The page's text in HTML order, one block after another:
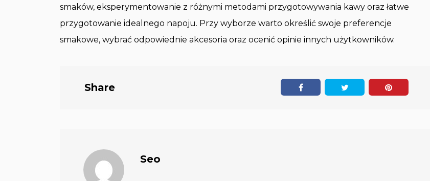
smaków, eksperymentowanie z różnymi metodami przygotowywania kawy oraz łatwe
przygotowanie idealnego napoju. Przy wyborze warto określić swoje preferencje
smakowe, wybrać odpowiednie akcesoria oraz ocenić opinie innych użytkowników.
Share
Seo